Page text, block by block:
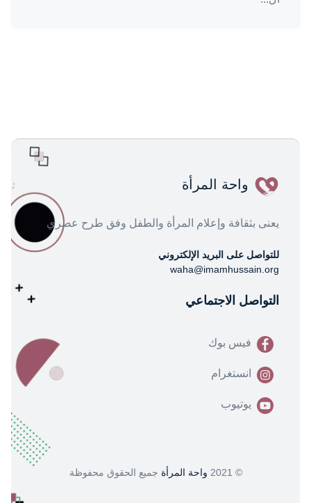
واحة المرأة
يعنى بثقافة وإعلام المرأة والطفل وفق طرح عصري
للتواصل على البريد الإلكتروني
waha@imamhussain.org
التواصل الاجتماعي
فيس بوك
انستغرام
يوتيوب
© 2021 واحة المرأة جميع الحقوق محفوظة